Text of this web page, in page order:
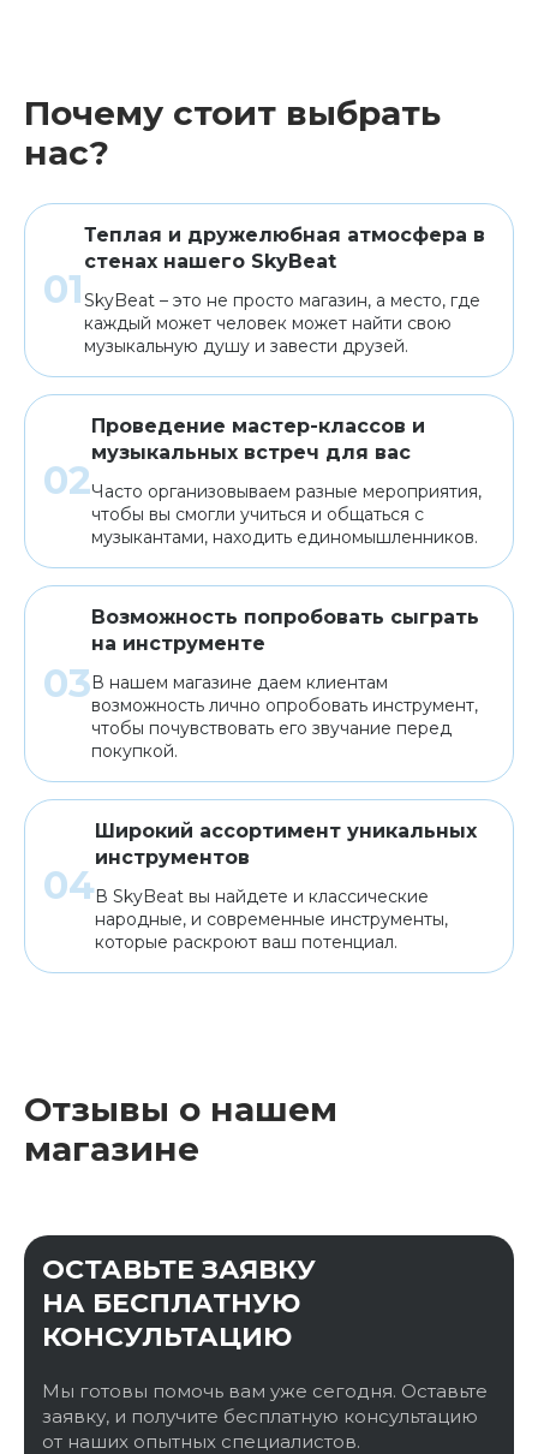
Клавишные Сувениры, подарки
Аренда
Почему стоит выбрать
нас?
Теплая и дружелюбная атмосфера в
стенах нашего SkyBeat
SkyBeat – это не просто магазин, а место, где
каждый может человек может найти свою
музыкальную душу и завести друзей.
Проведение мастер-классов и
музыкальных встреч для вас
Часто организовываем разные мероприятия,
чтобы вы смогли учиться и общаться с
музыкантами, находить единомышленников.
Возможность попробовать сыграть
на инструменте
В нашем магазине даем клиентам
возможность лично опробовать инструмент,
чтобы почувствовать его звучание перед
покупкой.
Широкий ассортимент уникальных
инструментов
В SkyBeat вы найдете и классические
народные, и современные инструменты,
которые раскроют ваш потенциал.
Отзывы о нашем
магазине
ОСТАВЬТЕ ЗАЯВКУ
НА БЕСПЛАТНУЮ
КОНСУЛЬТАЦИЮ
Мы готовы помочь вам уже сегодня. Оставьте
заявку, и получите бесплатную консультацию
от наших опытных специалистов.